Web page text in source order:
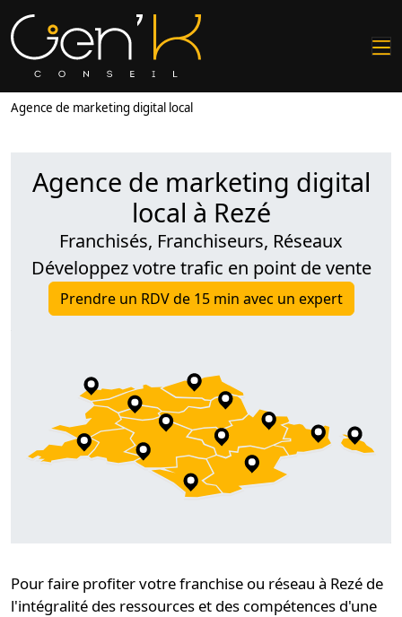
Agence de marketing digital local
Agence de marketing digital
local à Rezé
Franchisés, Franchiseurs, Réseaux
Développez votre trafic en point de vente
Prendre un RDV de 15 min avec un expert
Pour faire profitervotre franchise ou réseau à Rezé de
l'intégralité des ressources et des compétences d'une